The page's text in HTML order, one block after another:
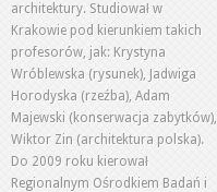
architektury. Studiował w
Krakowie pod kierunkiem takich
profesorów, jak: Krystyna
Wróblewska (rysunek), Jadwiga
Horodyska (rzeźba), Adam
Majewski (konserwacja zabytków),
Wiktor Zin (architektura polska).
Do 2009 roku kierował
Regionalnym Ośrodkiem Badań i